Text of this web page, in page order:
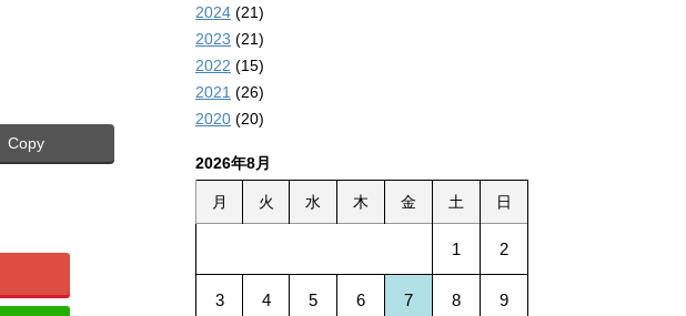
Copy
2024 (21)
2023 (21)
2022 (15)
2021 (26)
2020 (20)
2026年8月
月 火 水 木 金 土 日
1 2
3 4 5 6 7 8 9